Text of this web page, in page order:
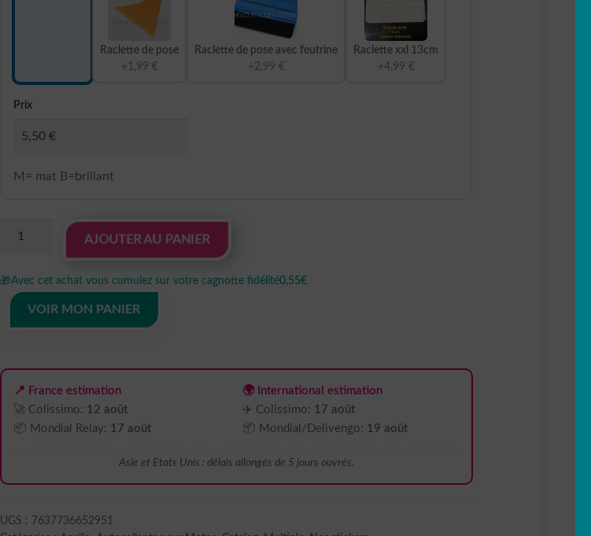
Raclette de pose
+1,99 €
Raclette de pose avec feutrine
+2,99 €
Raclette xxl 13cm
+4,99 €
Prix
M= mat B=brillant
autocollant
moto
Aprilia
AJOUTER AU PANIER
🎁Avec cet achat vous cumulez sur votre cagnotte fidélité0,55€
VOIR MON PANIER
📍 France estimation
🚀 Colissimo: 12 août
📦 Mondial Relay: 17 août
🌍 International estimation
✈️ Colissimo: 17 août
📦 Mondial/Delivengo: 19 août
Asie et Etats Unis : délais allongés de 5 jours ouvrés.
UGS : 7637736652951